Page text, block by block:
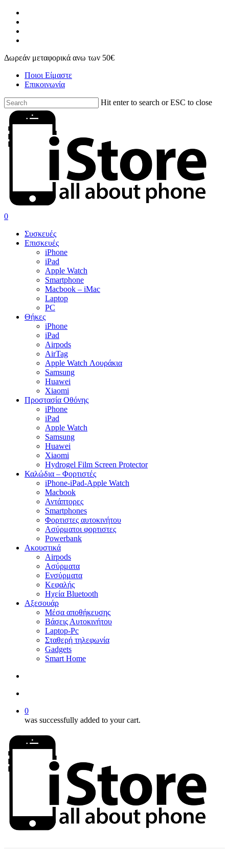
Skip
main
content
Δωρεάν μεταφορικά ανω των 50€
Ποιοι Είμαστε
Επικοινωνία
Hit enter to search or ESC to close
Close
Search
search
account
0
Συσκευές
Επισκευές
iPhone
iPad
Apple Watch
Smartphone
Macbook – iMac
Laptop
PC
Θήκες
iPhone
iPad
Airpods
AirTag
Apple Watch Λουράκια
Samsung
Huawei
Xiaomi
Προστασία Οθόνης
iPhone
iPad
Apple Watch
Samsung
Huawei
Xiaomi
Hydrogel Film Screen Protector
Καλώδια – Φορτιστές
iPhone-iPad-Apple Watch
Macbook
Αντάπτορες
Smartphones
Φορτιστες αυτοκινήτου
Ασύρματοι φορτιστες
Powerbank
Ακουστικά
Airpods
Ασύρματα
Ενσύρματα
Κεφαλής
Ηχεία Bluetooth
Αξεσουάρ
Μέσα αποθήκευσης
Βάσεις Αυτοκινήτου
Laptop-Pc
Σταθερή τηλεφωνία
Gadgets
Smart Home
0
was successfully added to your cart.